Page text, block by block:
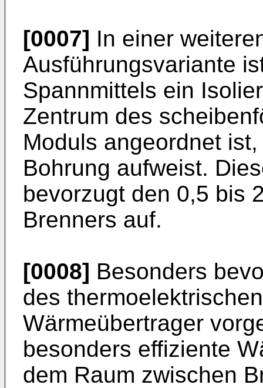
[0007] In einer
Ausführungsvariante
Spannmittels ein
Zentrum des
Moduls angeordnet
Bohrung aufweist.
bevorzugt den 0,5 bis
Brenners auf.
[0008] Besonders
des
Wärmeübertrager
besonders effiziente
dem Raum zwischen